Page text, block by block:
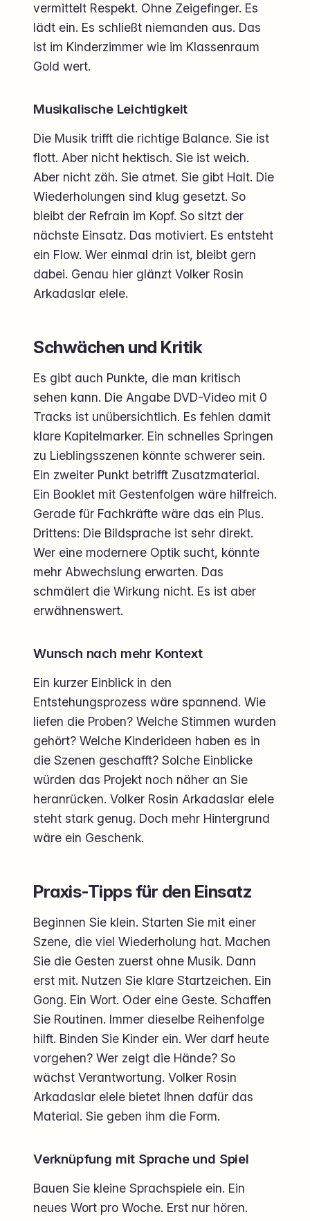
vermittelt Respekt. Ohne Zeigefinger. Es
lädt ein. Es schließt niemanden aus. Das
ist im Kinderzimmer wie im Klassenraum
Gold wert.
Musikalische Leichtigkeit
Die Musik trifft die richtige Balance. Sie ist
flott. Aber nicht hektisch. Sie ist weich.
Aber nicht zäh. Sie atmet. Sie gibt Halt. Die
Wiederholungen sind klug gesetzt. So
bleibt der Refrain im Kopf. So sitzt der
nächste Einsatz. Das motiviert. Es entsteht
ein Flow. Wer einmal drin ist, bleibt gern
dabei. Genau hier glänzt Volker Rosin
Arkadaslar elele.
Schwächen und Kritik
Es gibt auch Punkte, die man kritisch
sehen kann. Die Angabe DVD-Video mit 0
Tracks ist unübersichtlich. Es fehlen damit
klare Kapitelmarker. Ein schnelles Springen
zu Lieblingsszenen könnte schwerer sein.
Ein zweiter Punkt betrifft Zusatzmaterial.
Ein Booklet mit Gestenfolgen wäre hilfreich.
Gerade für Fachkräfte wäre das ein Plus.
Drittens: Die Bildsprache ist sehr direkt.
Wer eine modernere Optik sucht, könnte
mehr Abwechslung erwarten. Das
schmälert die Wirkung nicht. Es ist aber
erwähnenswert.
Wunsch nach mehr Kontext
Ein kurzer Einblick in den
Entstehungsprozess wäre spannend. Wie
liefen die Proben? Welche Stimmen wurden
gehört? Welche Kinderideen haben es in
die Szenen geschafft? Solche Einblicke
würden das Projekt noch näher an Sie
heranrücken. Volker Rosin Arkadaslar elele
steht stark genug. Doch mehr Hintergrund
wäre ein Geschenk.
Praxis-Tipps für den Einsatz
Beginnen Sie klein. Starten Sie mit einer
Szene, die viel Wiederholung hat. Machen
Sie die Gesten zuerst ohne Musik. Dann
erst mit. Nutzen Sie klare Startzeichen. Ein
Gong. Ein Wort. Oder eine Geste. Schaffen
Sie Routinen. Immer dieselbe Reihenfolge
hilft. Binden Sie Kinder ein. Wer darf heute
vorgehen? Wer zeigt die Hände? So
wächst Verantwortung. Volker Rosin
Arkadaslar elele bietet Ihnen dafür das
Material. Sie geben ihm die Form.
Verknüpfung mit Sprache und Spiel
Bauen Sie kleine Sprachspiele ein. Ein
neues Wort pro Woche. Erst nur hören.